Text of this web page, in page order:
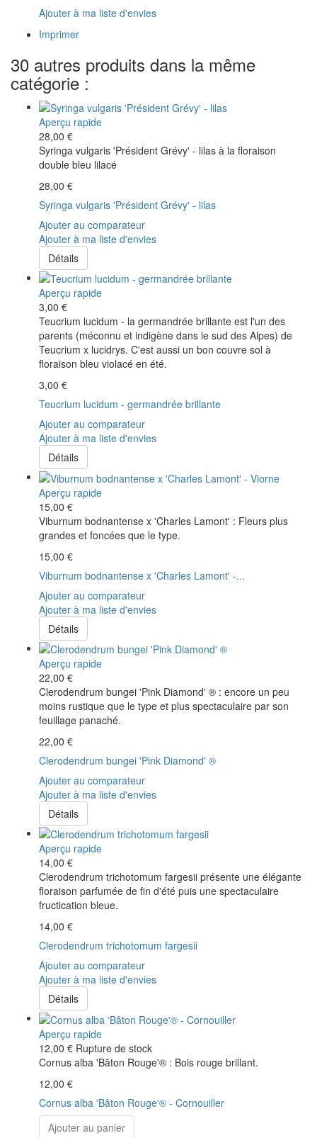
Ajouter à ma liste d'envies
Imprimer
30 autres produits dans la même
catégorie :
Aperçu rapide
28,00 €
Syringa vulgaris 'Président Grévy' - lilas à la floraison
double bleu lilacé
28,00 €
Syringa vulgaris 'Président Grévy' - lilas
Ajouter au comparateur
Ajouter à ma liste d'envies
Détails
Aperçu rapide
3,00 €
Teucrium lucidum - la germandrée brillante est l'un des
parents (méconnu et indigène dans le sud des Alpes) de
Teucrium x lucidrys. C'est aussi un bon couvre sol à
floraison bleu violacé en été.
3,00 €
Teucrium lucidum - germandrée brillante
Ajouter au comparateur
Ajouter à ma liste d'envies
Détails
Aperçu rapide
15,00 €
Viburnum bodnantense x 'Charles Lamont' : Fleurs plus
grandes et foncées que le type.
15,00 €
Viburnum bodnantense x 'Charles Lamont' -...
Ajouter au comparateur
Ajouter à ma liste d'envies
Détails
Aperçu rapide
22,00 €
Clerodendrum bungei 'Pink Diamond' ® : encore un peu
moins rustique que le type et plus spectaculaire par son
feuillage panaché.
22,00 €
Clerodendrum bungei 'Pink Diamond' ®
Ajouter au comparateur
Ajouter à ma liste d'envies
Détails
Aperçu rapide
14,00 €
Clerodendrum trichotomum fargesii présente une élégante
floraison parfumée de fin d'été puis une spectaculaire
fructication bleue.
14,00 €
Clerodendrum trichotomum fargesii
Ajouter au comparateur
Ajouter à ma liste d'envies
Détails
Aperçu rapide
12,00 € Rupture de stock
Cornus alba 'Bâton Rouge'® : Bois rouge brillant.
12,00 €
Cornus alba 'Bâton Rouge'® - Cornouiller
Ajouter au panier